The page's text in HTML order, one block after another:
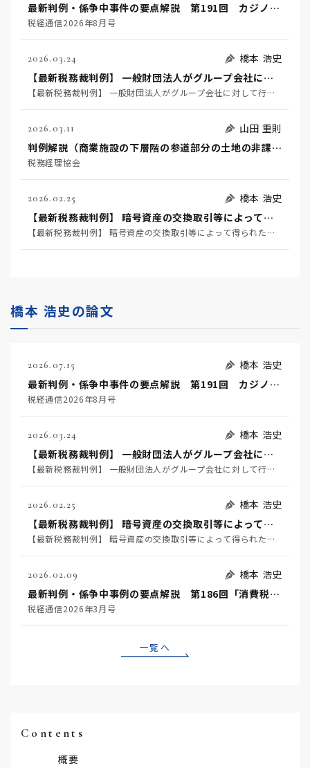
最新判例・係争中事件の要点解説 第191回 カジノ行為の一種であるバカラにより得た利益が所得税法36条1項の「経済的な利益」に該当するか、当該利益の総収入金額への計上時期などが争われた事例～東京地方裁判所令和7年2月27日判決 TAINS Z888-2739～
税経通信2026年8月号
2026.03.24
橋本 浩史
【最新税務裁判例】 一般財団法人がグループ会社に対して行った金銭の貸付けが法人税法２条１３号の「収益事業」に該当するか否かが争われた事例 ～東京高等裁判所令和７年７月３日判決（※１）～
【最新税務裁判例】 一般財団法人がグループ会社に対して行った金銭の貸付けが法人税法２条１３号の「収益事業」に該当するか否かが争われた事例 ～東京高等裁判所令和７年７月３日判決（※１）～
2026.03.11
山田 重則
判例解説（商業施設の下層階の参道部分の土地の非課税規定適用の可否）
税務経理協会
2026.02.25
橋本 浩史
【最新税務裁判例】 暗号資産の交換取引等によって得られた利益が所得税法36条1項の「収入すべき金額」に該当するか否かなどが争われた事例 ～東京地方裁判所令和７年６月３日判決
【最新税務裁判例】 暗号資産の交換取引等によって得られた利益が所得税法36条1項の「収入すべき金額」に該当するか否かなどが争われた事例 ～東京地方裁判所令和７年６月３日判決
橋本 浩史の論文
2026.07.15
橋本 浩史
最新判例・係争中事件の要点解説 第191回 カジノ行為の一種であるバカラにより得た利益が所得税法36条1項の「経済的な利益」に該当するか、当該利益の総収入金額への計上時期などが争われた事例～東京地方裁判所令和7年2月27日判決 TAINS Z888-2739～
税経通信2026年8月号
2026.03.24
橋本 浩史
【最新税務裁判例】 一般財団法人がグループ会社に対して行った金銭の貸付けが法人税法２条１３号の「収益事業」に該当するか否かが争われた事例 ～東京高等裁判所令和７年７月３日判決（※１）～
【最新税務裁判例】 一般財団法人がグループ会社に対して行った金銭の貸付けが法人税法２条１３号の「収益事業」に該当するか否かが争われた事例 ～東京高等裁判所令和７年７月３日判決（※１）～
2026.02.25
橋本 浩史
【最新税務裁判例】 暗号資産の交換取引等によって得られた利益が所得税法36条1項の「収入すべき金額」に該当するか否かなどが争われた事例 ～東京地方裁判所令和７年６月３日判決
【最新税務裁判例】 暗号資産の交換取引等によって得られた利益が所得税法36条1項の「収入すべき金額」に該当するか否かなどが争われた事例 ～東京地方裁判所令和７年６月３日判決
2026.02.09
橋本 浩史
最新判例・係争中事例の要点解説 第186回「消費税の仕入税額控除の計算方法である個別対応方式における「用途区分」の判定単位、「売上げに係る対価の返還等」の意義が争われた事例」～東京地裁令和7年1月24日判決 TAINS Z888-2735～
税経通信2026年3月号
一覧へ
Contents
概要